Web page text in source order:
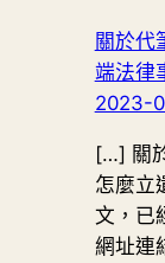
關於代
端法律
2023-
[…] 關
怎麼立
文，已
網址連